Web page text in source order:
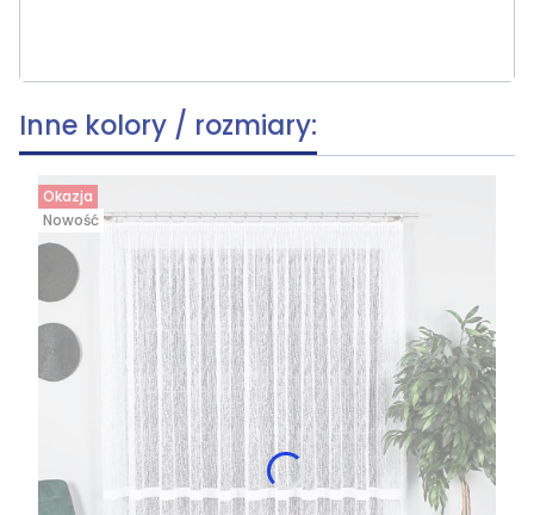
Inne kolory / rozmiary:
Okazja
Nowość